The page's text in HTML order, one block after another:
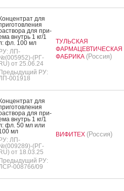
для
для при­
внутрь 1 кг/1
фл. 100 мл
ЛП-
(РГ-
от 25.06.24
РУ:
001918
ТУЛЬСКАЯ
ФАРМАЦЕВТИЧЕСКАЯ
ФАБРИКА (Россия)
для
для при­
внутрь 1 кг/1
фл. 50 мл или
мл
ЛП-
(РГ-
от 18.03.25
РУ:
008766/09
ВИФИТЕХ (Россия)